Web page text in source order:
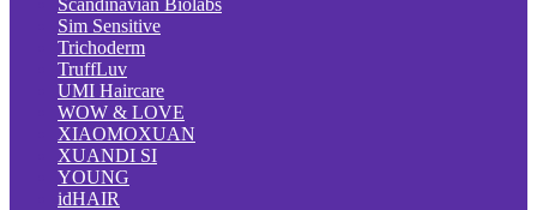
Sim Sensitive
Trichoderm
TruffLuv
UMI Haircare
WOW & LOVE
XIAOMOXUAN
XUANDI SI
YOUNG
idHAIR